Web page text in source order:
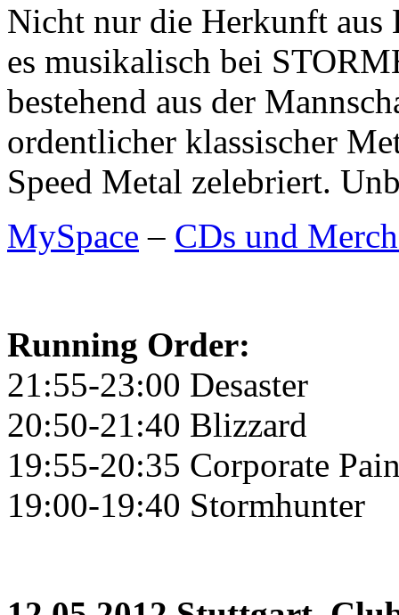
Nicht nur die Herkunft aus
es musikalisch bei
bestehend aus der
ordentlicher klassischer
Speed Metal zelebriert.
MySpace – CDs und
Running Order:
21:55-23:00 Desaster
20:50-21:40 Blizzard
19:55-20:35 Corporate
19:00-19:40 Stormhunter